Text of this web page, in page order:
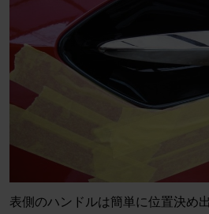
表側のハンドルは簡単に位置決め